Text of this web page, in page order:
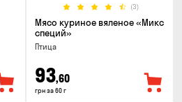
(3)
Мясо куриное вяленое «Микс
специй»
Птица
93,60
грн за 60 г